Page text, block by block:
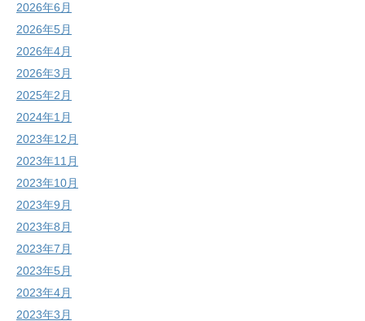
2026年6月
2026年5月
2026年4月
2026年3月
2025年2月
2024年1月
2023年12月
2023年11月
2023年10月
2023年9月
2023年8月
2023年7月
2023年5月
2023年4月
2023年3月